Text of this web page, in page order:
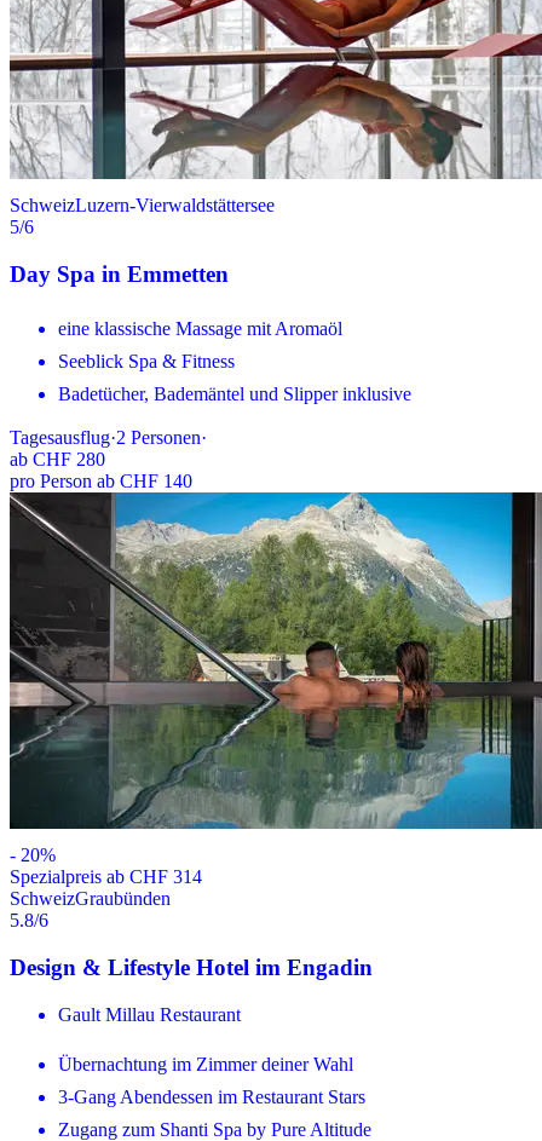
SchweizLuzern-Vierwaldstättersee
5/6
Day Spa in Emmetten
eine klassische Massage mit Aromaöl
Seeblick Spa & Fitness
Badetücher, Bademäntel und Slipper inklusive
Tagesausflug·2 Personen·
ab CHF 280
pro Person ab CHF 140
- 20%
Spezialpreis ab CHF 314
SchweizGraubünden
5.8/6
Design & Lifestyle Hotel im Engadin
Gault Millau Restaurant
Übernachtung im Zimmer deiner Wahl
3-Gang Abendessen im Restaurant Stars
Zugang zum Shanti Spa by Pure Altitude